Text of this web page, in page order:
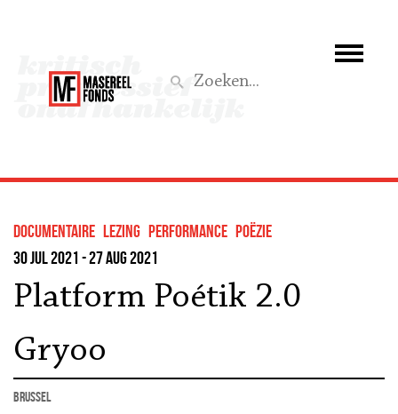
Wat we doen
Steun ons
Aktief
documentaire lezing performance Poëzie
30 jul 2021 - 27 aug 2021
Platform Poétik 2.0
Gryoo
Brussel